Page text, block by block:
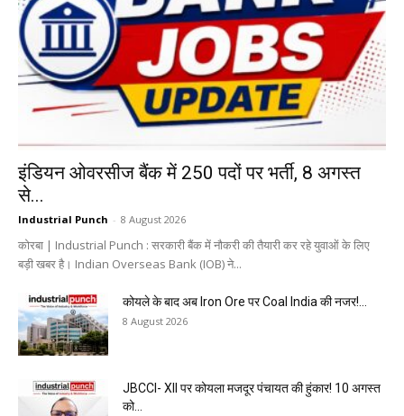
इंडियन ओवरसीज बैंक में 250 पदों पर भर्ती, 8 अगस्त
से...
Industrial Punch - 8 August 2026
कोरबा | Industrial Punch : सरकारी बैंक में नौकरी की तैयारी कर रहे युवाओं के लिए
बड़ी खबर है। Indian Overseas Bank (IOB) ने...
कोयले के बाद अब Iron Ore पर Coal India की नजर!...
8 August 2026
JBCCI- XII पर कोयला मजदूर पंचायत की हुंकार! 10 अगस्त
को...